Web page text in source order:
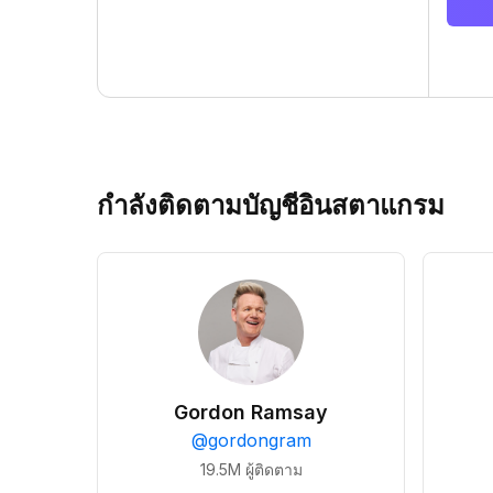
กำลังติดตามบัญชีอินสตาแกรม
Gordon Ramsay
@gordongram
19.5M ผู้ติดตาม